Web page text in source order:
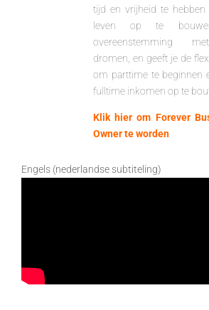
tijd en vrijheid te
leven op te
overeenstemming
dromen, en geeft je de
om parttime te beginnen
fulltime inkomen op te
Klik hier om Forever
Owner te worden
Engels (nederlandse subtiteling)